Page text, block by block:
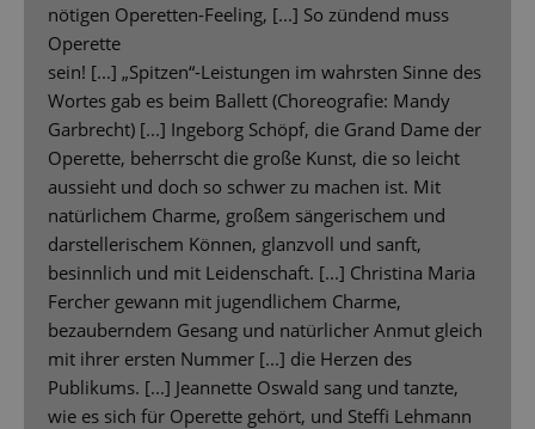
nötigen Operetten-Feeling, [...] So zündend muss
Operette
sein! [...] „Spitzen“-Leistungen im wahrsten Sinne des
Wortes gab es beim Ballett (Choreografie: Mandy
Garbrecht) [...] Ingeborg Schöpf, die Grand Dame der
Operette, beherrscht die große Kunst, die so leicht
aussieht und doch so schwer zu machen ist. Mit
natürlichem Charme, großem sängerischem und
darstellerischem Können, glanzvoll und sanft,
besinnlich und mit Leidenschaft. [...] Christina Maria
Fercher gewann mit jugendlichem Charme,
bezauberndem Gesang und natürlicher Anmut gleich
mit ihrer ersten Nummer [...] die Herzen des
Publikums. [...] Jeannette Oswald sang und tanzte,
wie es sich für Operette gehört, und Steffi Lehmann